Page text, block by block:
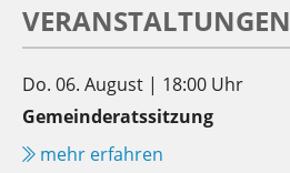
VERANSTALTUNGEN
Do. 06. August | 18:00 Uhr
Gemeinderatssitzung
mehr erfahren